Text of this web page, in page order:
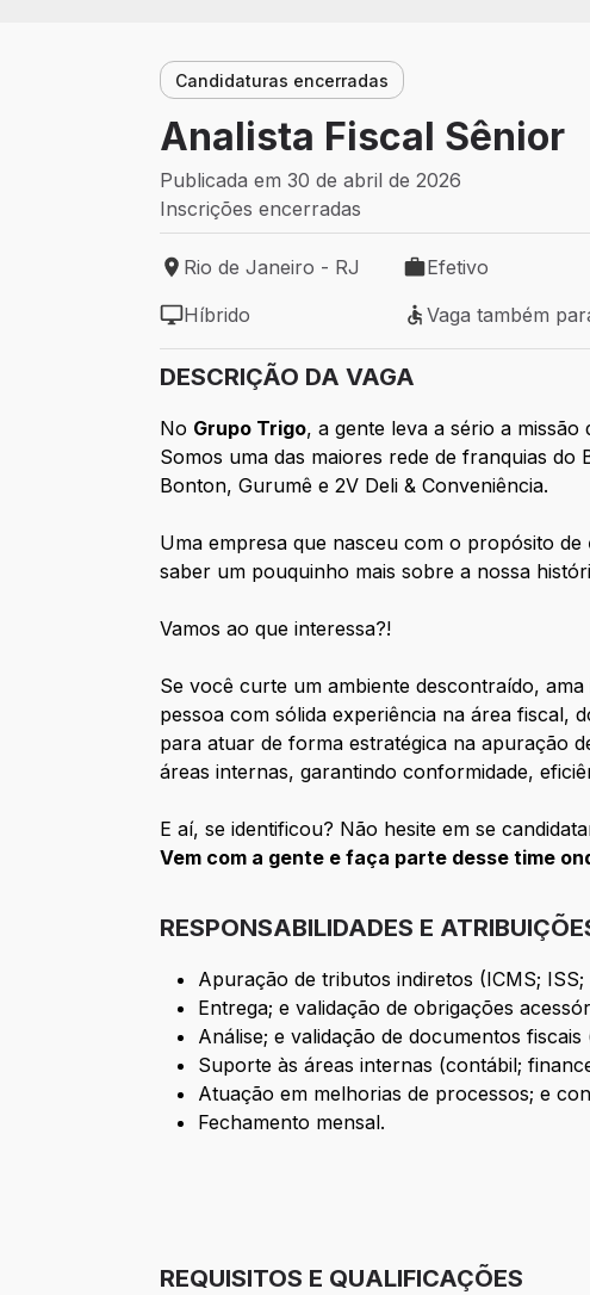
Candidaturas encerradas
Analista Fiscal Sênior
Publicada em 30 de abril de 2026
Inscrições encerradas
Local de trabalho: Rio de Janeiro - RJ
Rio de Janeiro - RJ
Tipo de vaga: Efetivo
Efetivo
Modelo de trabalho: Híbrido
Híbrido
Vaga também para
Vaga também
DESCRIÇÃO DA VAGA
No Grupo Trigo, a gente leva a sério a
Somos uma das maiores rede de franquias
Bonton, Gurumê e 2V Deli & Conveniência.
Uma empresa que nasceu com o propósito de
saber um pouquinho mais sobre a nossa
Vamos ao que interessa?!
Se você curte um ambiente descontraído,
pessoa com sólida experiência na área fiscal,
para atuar de forma estratégica na apuração
áreas internas, garantindo conformidade,
E aí, se identificou? Não hesite em se
Vem com a gente e faça parte desse time
RESPONSABILIDADES E
Apuração de tributos indiretos (ICMS; ISS;
Entrega; e validação de obrigações
Análise; e validação de documentos fiscais
Suporte às áreas internas (contábil;
Atuação em melhorias de processos; e
Fechamento mensal.
REQUISITOS E QUALIFICAÇÕES